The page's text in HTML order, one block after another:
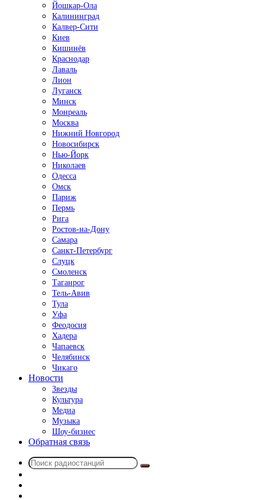
Йошкар-Ола
Калининград
Калвер-Сити
Киев
Кишинёв
Краснодар
Лаваль
Лион
Луганск
Минск
Монреаль
Москва
Нижний Новгород
Новосибирск
Нью-Йорк
Николаев
Одесса
Омск
Париж
Пермь
Рига
Ростов-на-Дону
Самара
Санкт-Петербург
Слуцк
Смоленск
Таганрог
Тель-Авив
Тула
Уфа
Феодосия
Хадера
Чапаевск
Челябинск
Чикаго
Новости
Звезды
Культура
Медиа
Музыка
Шоу-бизнес
Обратная связь
Поиск